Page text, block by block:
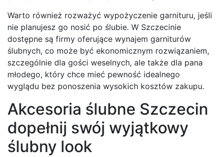
Warto również rozważyć wypożyczenie garnituru, jeśli
nie planujesz go nosić po ślubie. W Szczecinie
dostępne są firmy oferujące wynajem garniturów
ślubnych, co może być ekonomicznym rozwiązaniem,
szczególnie dla gości weselnych, ale także dla pana
młodego, który chce mieć pewność idealnego
wyglądu bez ponoszenia wysokich kosztów zakupu.
Akcesoria ślubne Szczecin
dopełnij swój wyjątkowy
ślubny look